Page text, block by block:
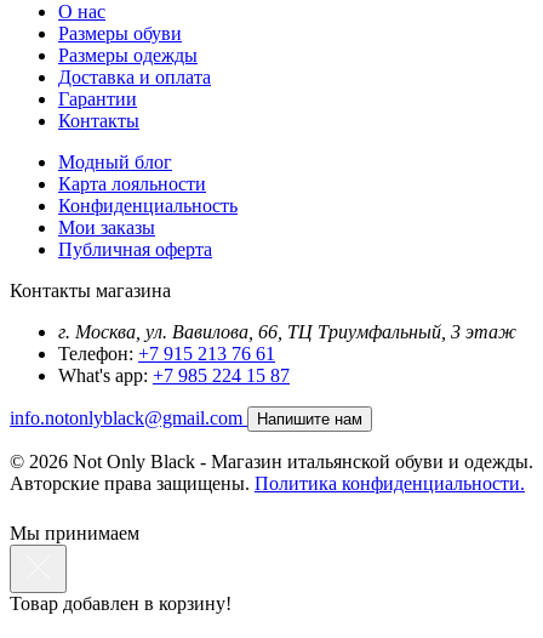
О нас
Размеры обуви
Размеры одежды
Доставка и оплата
Гарантии
Контакты
Модный блог
Карта лояльности
Конфиденциальность
Мои заказы
Публичная оферта
Контакты магазина
г. Москва, ул. Вавилова, 66, ТЦ Триумфальный, 3 этаж
Телефон: +7 915 213 76 61
What's app: +7 985 224 15 87
info.notonlyblack@gmail.com Напишите нам
© 2026 Not Only Black - Магазин итальянской обуви и одежды.
Авторские права защищены. Политика конфиденциальности.
Мы принимаем
Товар добавлен в корзину!